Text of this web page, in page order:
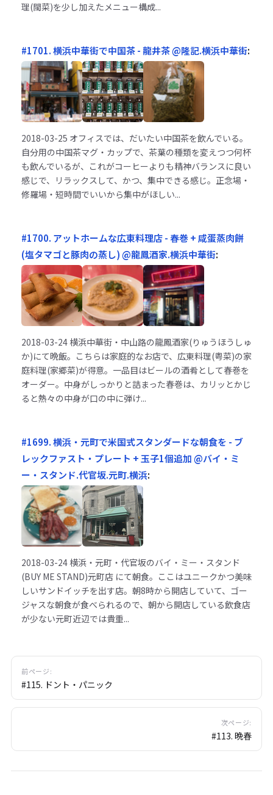
理(閩菜)を少し加えたメニュー構成...
#1701. 横浜中華街で中国茶 - 龍井茶 @隆記.横浜中華街:
2018-03-25 オフィスでは、だいたい中国茶を飲んでいる。
自分用の中国茶マグ・カップで、茶葉の種類を変えつつ何杯
も飲んでいるが、これがコーヒーよりも精神バランスに良い
感じで、リラックスして、かつ、集中できる感じ。正念場・
修羅場・短時間でいいから集中がほしい...
#1700. アットホームな広東料理店 - 春巻 + 咸蛋蒸肉餅
(塩タマゴと豚肉の蒸し) @龍鳳酒家.横浜中華街:
2018-03-24横浜中華街・中山路の龍鳳酒家(りゅうほうしゅ
か)にて晩飯。こちらは家庭的なお店で、広東料理(粤菜)の家
庭料理(家郷菜)が得意。一品目はビールの酒肴として春巻を
オーダー。中身がしっかりと詰まった春巻は、カリッとかじ
ると熱々の中身が口の中に弾け...
#1699. 横浜・元町で米国式スタンダードな朝食を - ブ
レックファスト・プレート + 玉子1個追加 @バイ・ミ
ー・スタンド.代官坂.元町.横浜:
2018-03-24横浜・元町・代官坂のバイ・ミー・スタンド
(BUY ME STAND)元町店 にて朝食。ここはユニークかつ美味
しいサンドイッチを出す店。朝8時から開店していて、ゴー
ジャスな朝食が食べられるので、朝から開店している飲食店
が少ない元町近辺では貴重...
前ページ:
#115. ドント・パニック
次ページ:
#113. 晩春